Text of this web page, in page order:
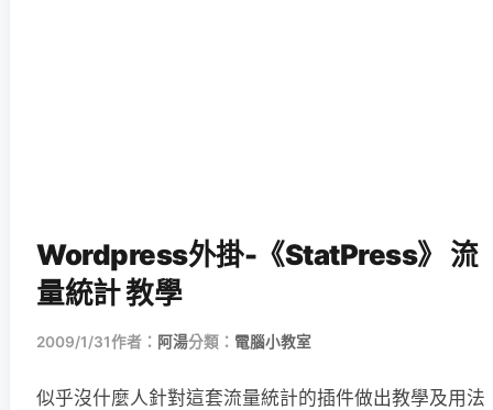
Wordpress外掛-《StatPress》 流
量統計 教學
2009/1/31作者： 阿湯分類： 電腦小教室
似乎沒什麼人針對這套流量統計的插件做出教學及用法